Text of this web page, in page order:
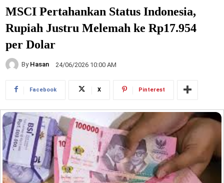
MSCI Pertahankan Status Indonesia,
Rupiah Justru Melemah ke Rp17.954
per Dolar
By Hasan 24/06/2026 10:00 AM
Facebook X Pinterest